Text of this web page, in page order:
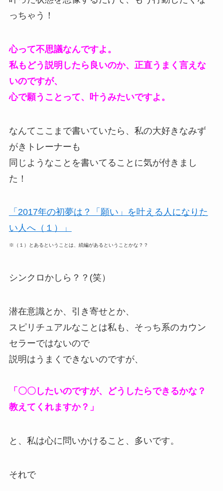
っちゃう！
心って不思議なんですよ。
私もどう説明したら良いのか、正直うまく言えな
いのですが、
心で願うことって、叶うみたいですよ。
なんてここまで書いていたら、私の大好きなみず
がきトレーナーも
同じようなことを書いてることに気が付きまし
た！
「2017年の初夢は？「願い」を叶える人になりた
い人へ（１）」
※（１）とあるということは、続編があるということかな？？
シンクロかしら？？(笑）
潜在意識とか、引き寄せとか、
スピリチュアルなことは私も、そっち系のカウン
セラーではないので
説明はうまくできないのですが、
「〇〇したいのですが、どうしたらできるかな？
教えてくれますか？」
と、私は心に問いかけること、多いです。
それで